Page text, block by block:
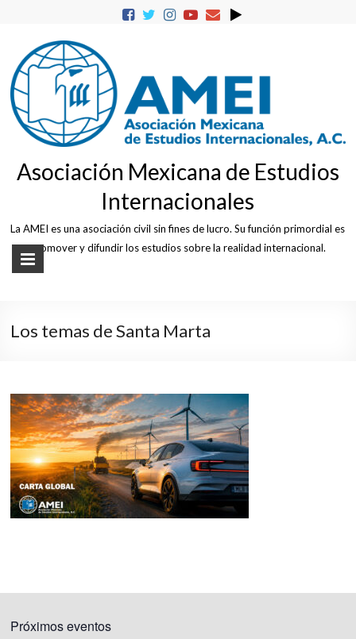
Asociación Mexicana de Estudios
Internacionales
La AMEI es una asociación civil sin fines de lucro. Su función primordial es
promover y difundir los estudios sobre la realidad internacional.
Los temas de Santa Marta
Próximos eventos